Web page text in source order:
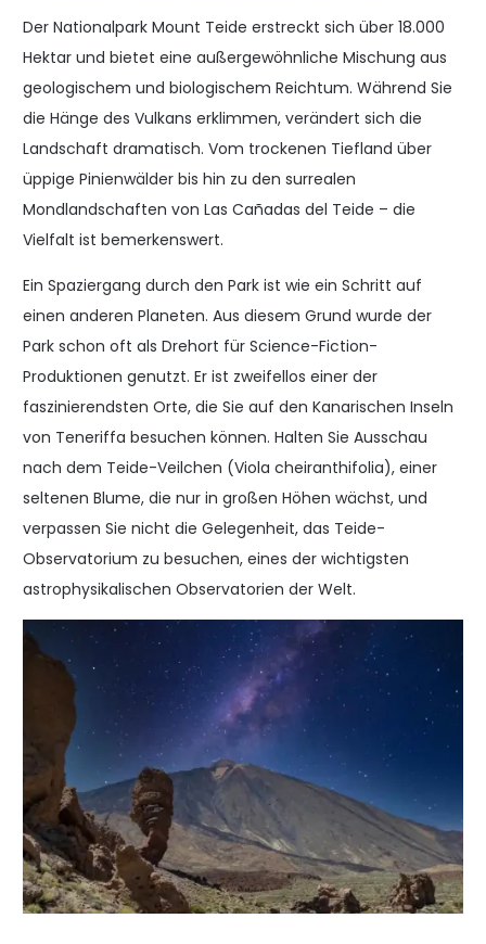
Der Nationalpark Mount Teide erstreckt sich über 18.000
Hektar und bietet eine außergewöhnliche Mischung aus
geologischem und biologischem Reichtum. Während Sie
die Hänge des Vulkans erklimmen, verändert sich die
Landschaft dramatisch. Vom trockenen Tiefland über
üppige Pinienwälder bis hin zu den surrealen
Mondlandschaften von Las Cañadas del Teide – die
Vielfalt ist bemerkenswert.
Ein Spaziergang durch den Park ist wie ein Schritt auf
einen anderen Planeten. Aus diesem Grund wurde der
Park schon oft als Drehort für Science-Fiction-
Produktionen genutzt. Er ist zweifellos einer der
faszinierendsten Orte, die Sie auf den Kanarischen Inseln
von Teneriffa besuchen können. Halten Sie Ausschau
nach dem Teide-Veilchen (Viola cheiranthifolia), einer
seltenen Blume, die nur in großen Höhen wächst, und
verpassen Sie nicht die Gelegenheit, das Teide-
Observatorium zu besuchen, eines der wichtigsten
astrophysikalischen Observatorien der Welt.